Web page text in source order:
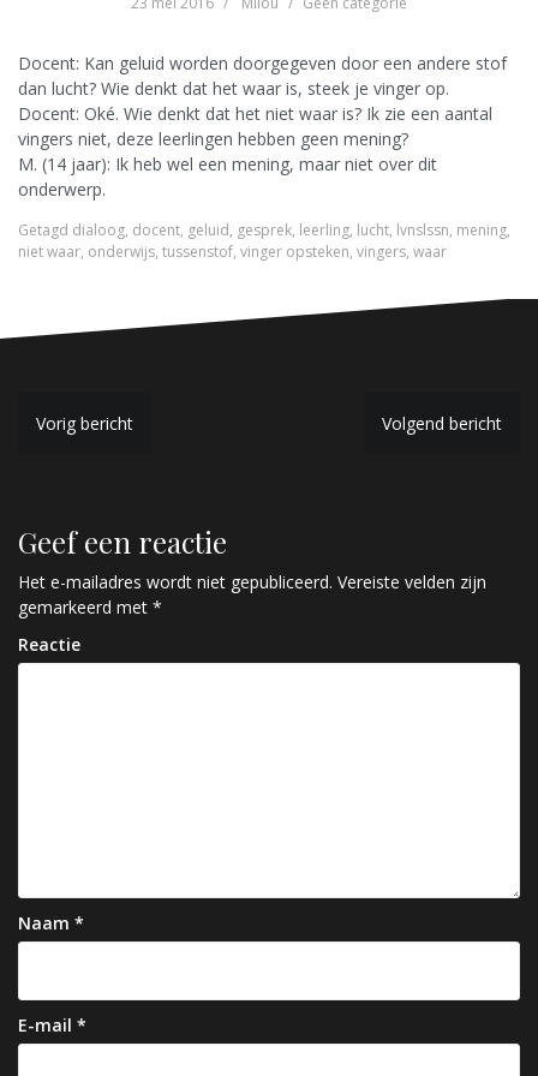
Docent: Kan geluid worden doorgegeven door een andere stof
dan lucht? Wie denkt dat het waar is, steek je vinger op.
Docent: Oké. Wie denkt dat het niet waar is? Ik zie een aantal
vingers niet, deze leerlingen hebben geen mening?
M. (14 jaar): Ik heb wel een mening, maar niet over dit
onderwerp.
Getagd dialoog, docent, geluid, gesprek, leerling, lucht, lvnslssn, mening,
niet waar, onderwijs, tussenstof, vinger opsteken, vingers, waar
B
i
c
h
t
a
t
i
e
Vorig bericht Volgend bericht
Geef een reactie
Het e-mailadres wordt niet gepubliceerd. Vereiste velden zijn
gemarkeerd met *
Reactie
Naam *
E-mail *